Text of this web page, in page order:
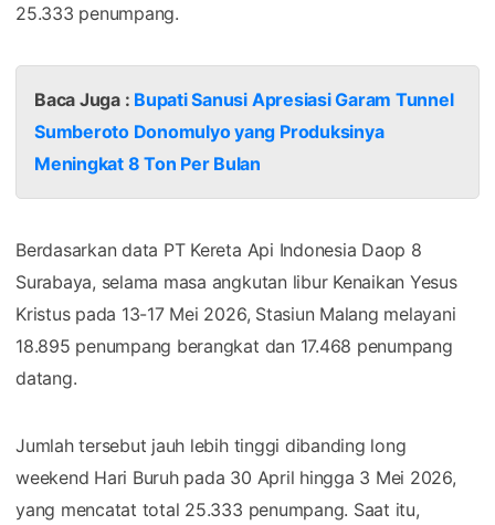
25.333 penumpang.
Baca Juga : Bupati Sanusi Apresiasi Garam Tunnel
Sumberoto Donomulyo yang Produksinya
Meningkat 8 Ton Per Bulan
Berdasarkan data PT Kereta Api Indonesia Daop 8
Surabaya, selama masa angkutan libur Kenaikan Yesus
Kristus pada 13-17 Mei 2026, Stasiun Malang melayani
18.895 penumpang berangkat dan 17.468 penumpang
datang.
Jumlah tersebut jauh lebih tinggi dibanding long
weekend Hari Buruh pada 30 April hingga 3 Mei 2026,
yang mencatat total 25.333 penumpang. Saat itu,